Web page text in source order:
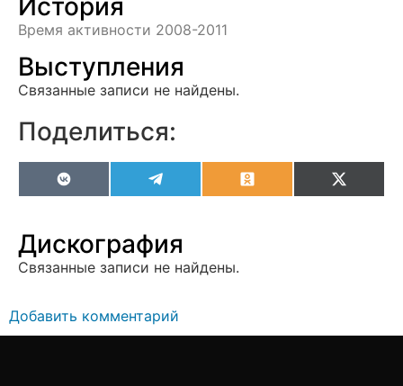
История
Время активности 2008-2011
Выступления
Связанные записи не найдены.
Поделиться:
VK OdnoklassnikiX
Дискография
Связанные записи не найдены.
Добавить комментарий